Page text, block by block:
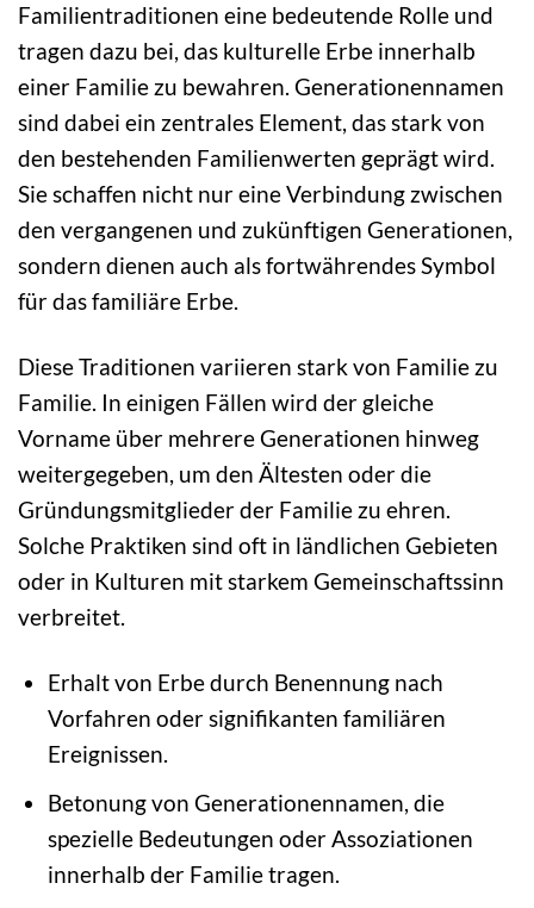
Familientraditionen eine bedeutende Rolle und
tragen dazu bei, das kulturelle Erbe innerhalb
einer Familie zu bewahren. Generationennamen
sind dabei ein zentrales Element, das stark von
den bestehenden Familienwerten geprägt wird.
Sie schaffen nicht nur eine Verbindung zwischen
den vergangenen und zukünftigen Generationen,
sondern dienen auch als fortwährendes Symbol
für das familiäre Erbe.
Diese Traditionen variieren stark von Familie zu
Familie. In einigen Fällen wird der gleiche
Vorname über mehrere Generationen hinweg
weitergegeben, um den Ältesten oder die
Gründungsmitglieder der Familie zu ehren.
Solche Praktiken sind oft in ländlichen Gebieten
oder in Kulturen mit starkem Gemeinschaftssinn
verbreitet.
Erhalt von Erbe durch Benennung nach
Vorfahren oder signifikanten familiären
Ereignissen.
Betonung von Generationennamen, die
spezielle Bedeutungen oder Assoziationen
innerhalb der Familie tragen.